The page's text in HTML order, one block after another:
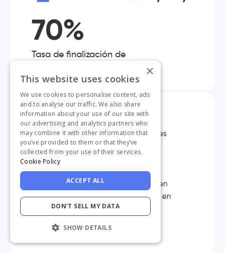
70%
Tasa de finalización de
A los jefes de producto realmente les
gusta el hecho de que podamos
reaccionar y cambiar las cosas tan
rápidamente como podamos sin
tener que ponerlo en un backlog o en
un sprint. Ha sido muy bien recibido en
ese sentido.”
Documentation Specialist
×
This website uses cookies
We use cookies to personalise content, ads
and to analyse our traffic. We also share
information about your use of our site with
our advertising and analytics partners who
may combine it with other information that
you’ve provided to them or that they’ve
collected from your use of their services.
Cookie Policy
ACCEPT ALL
DON'T SELL MY DATA
SHOW DETAILS